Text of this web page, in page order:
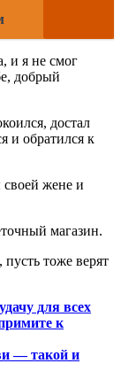
и я не смог
добрый
достал
и обратился к
жене и
магазин.
тоже верят
для всех
к
— такой и